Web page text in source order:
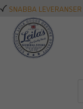
SNABBA LEVERANSER